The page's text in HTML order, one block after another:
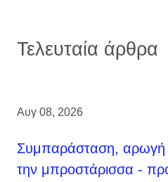
Τελευταία άρθρα
Αυγ 08, 2026
Συμπαράσταση, αρωγή
την μπροστάρισσα -